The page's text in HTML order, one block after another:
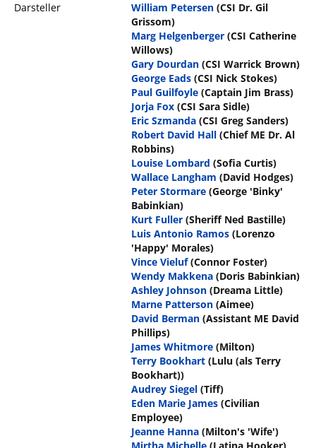
Darsteller
William Petersen (CSI Dr. Gil
Grissom)
Marg Helgenberger (CSI Catherine
Willows)
Gary Dourdan (CSI Warrick Brown)
George Eads (CSI Nick Stokes)
Paul Guilfoyle (Captain Jim Brass)
Jorja Fox (CSI Sara Sidle)
Eric Szmanda (CSI Greg Sanders)
Robert David Hall (Chief ME Dr. Al
Robbins)
Louise Lombard (Sofia Curtis)
Wallace Langham (David Hodges)
Peter Stormare (George 'Binky'
Babinkian)
Kurt Fuller (Sheriff Ned Bastille)
Luis Antonio Ramos (Lorenzo
'Happy' Morales)
Vince Vieluf (Connor Foster)
Wendy Makkena (Doris Babinkian)
Ashley Johnson (Dreama Little)
Marne Patterson (Aimee)
David Berman (Assistant ME David
Phillips)
James Whitmore (Milton)
Terry Bookhart (Lulu (als Terry
Bookhart))
Audrey Siegel (Tiff)
Eden Marie James (Civilian
Employee)
Jeanne Hanna (Milton's 'Wife')